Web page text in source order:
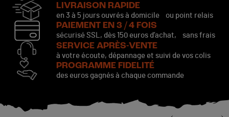
LIVRAISON RAPIDE
en 3 à 5 jours ouvrés à domicile ou point relais
PAIEMENT EN 3 / 4 FOIS
sécurisé SSL, dès 150 euros d’achat, sans frais
SERVICE APRÈS-VENTE
à votre écoute, dépannage et suivi de vos colis
PROGRAMME FIDELITÉ
des euros gagnés à chaque commande